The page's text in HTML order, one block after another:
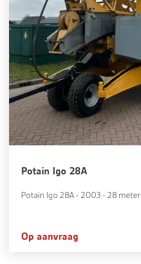
Potain Igo 28A
Potain Igo 28A - 2003 - 28 meter
Op aanvraag